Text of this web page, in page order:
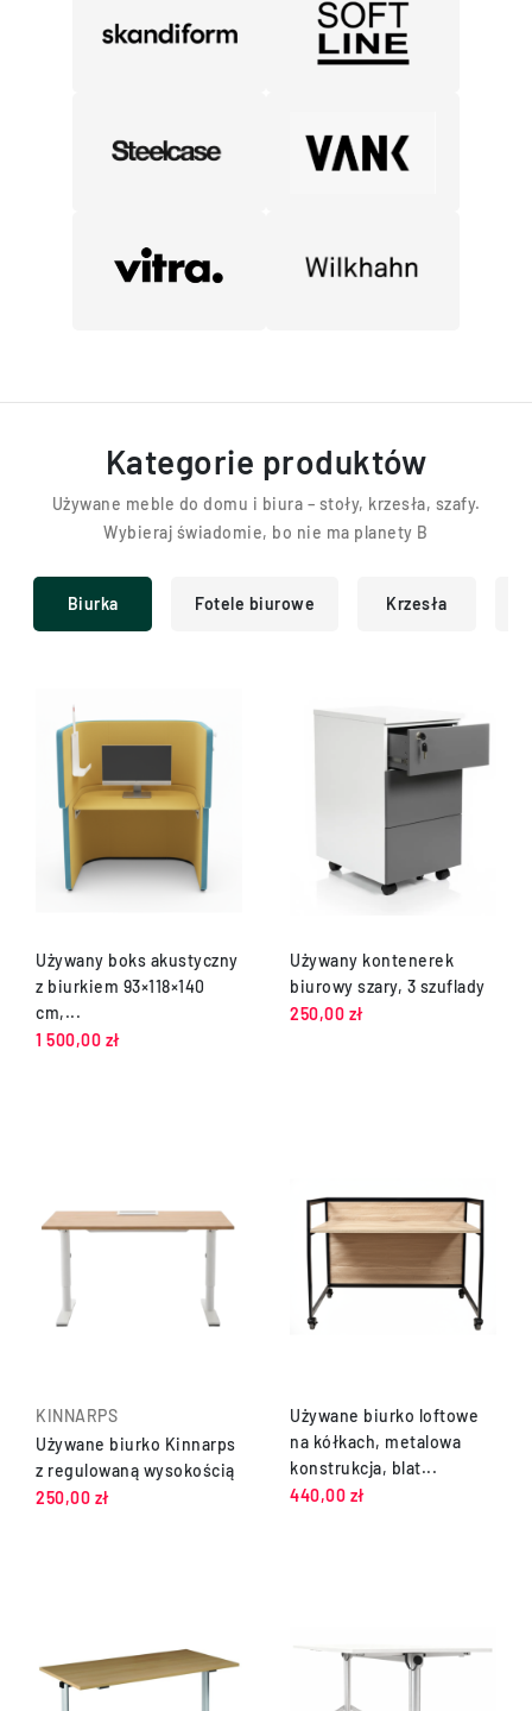
Kategorie produktów
Używane meble do domu i biura – stoły, krzesła, szafy.
Wybieraj świadomie, bo nie ma planety B
Biurka Fotele biurowe Krzesła
Używany boks akustyczny
z biurkiem 93×118×140
cm,...
1 500,00 zł
Używany kontenerek
biurowy szary, 3 szuflady
250,00 zł
KINNARPS
Używane biurko Kinnarps
z regulowaną wysokością
250,00 zł
Używane biurko loftowe
na kółkach, metalowa
konstrukcja, blat...
440,00 zł